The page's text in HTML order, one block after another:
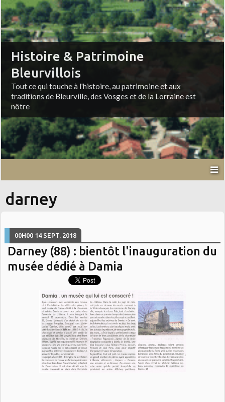
Histoire & Patrimoine
Bleurvillois
Tout ce qui touche à l'histoire, au patrimoine et aux
traditions de Bleurville, des Vosges et de la Lorraine est
nôtre
darney
00H00 14 SEPT. 2018
Darney (88) : bientôt l'inauguration du
musée dédié à Damia